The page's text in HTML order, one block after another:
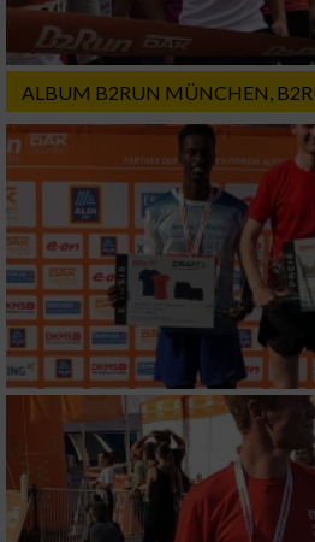
ALBUM B2RUN MÜNCHEN,
Werbung